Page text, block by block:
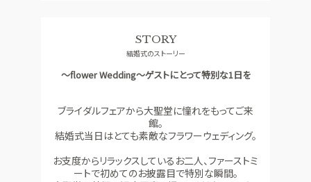
SMALL WEDDING ACCESS
お手伝い
STORY
結婚式のストーリー
～flower Wedding～ゲストにとって特別な1日を
ブライダルフェアから大聖堂に憧れをもってご来
館。
結婚式当日はとても素敵なフラワーウェディング。
お支度からリラックスしているお二人、ファーストミ
ートで初めてのお披露目で特別な瞬間。